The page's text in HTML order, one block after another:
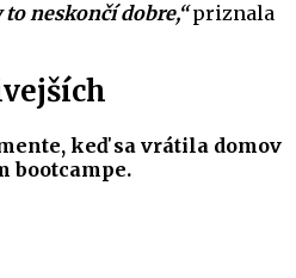
neskončí dobre,“ priznala
keď sa vrátila domov
bootcampe.